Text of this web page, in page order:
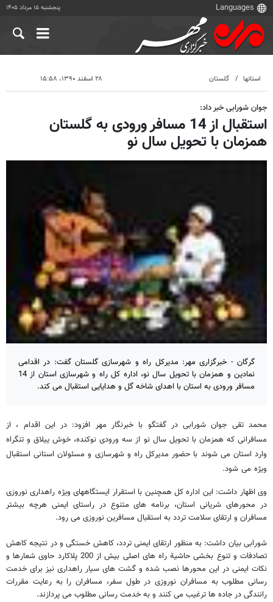
پنجشنبه ۱۵ مرداد ۱۴۰۵
استانها گلستان ۲۸ اسفند ۱۳۹۰، ۱۵:۵۸
جوان شورابی خبر داد:
استقبال از 14 مسافر ورودی به گلستان
همزمان با تحویل سال نو
گرگان - خبرگزاری مهر: مدیرکل راه و شهرسازی گلستان گفت: در اقدامی
نمادین و همزمان با تحویل سال نو، اداره کل راه و شهرسازی استان از 14
مسافر ورودی به استان با اهدای شاخه گل و هدایایی استقبال می کند.
محمد تقی جوان شورابی در گفتگو با خبرنگار مهر افزود: در این اقدام ، از
مسافرانی که همزمان با تحویل سال نو از سه ورودی نوکنده، خوش ییلاق و تنگراه
وارد استان می شوند با حضور مدیرکل راه و شهرسازی و مسئولان استانی استقبال
ویژه می شود.
وی اظهار داشت: این اداره کل همچنین با استقرار ایستگاههای ویژه راهداری نوروزی
در محورهای شریانی استان، برنامه های متنوع در راستای ایمنی هرچه بیشتر
مسافران و ارتقای سلامت تردد به استقبال مسافرین نوروزی می رود.
شورابی بیان داشت: به منظور ارتقای ایمنی تردد، کاهش خستگی و در نتیجه کاهش
تصادفات و تنوع بخشی حاشیة راه های اصلی بیش از 200 پلاکارد حاوی شعارها و
نکات ایمنی در این محورها نصب شده و گشت های سیار راهداری نیز برای خدمت
رسانی مطلوب به مسافران نوروزی در طول سفر، مسافران را به رعایت مقررات
رانندگی در جاده ها ترغیب می کنند و به خدمت رسانی مطلوب می پردازند.